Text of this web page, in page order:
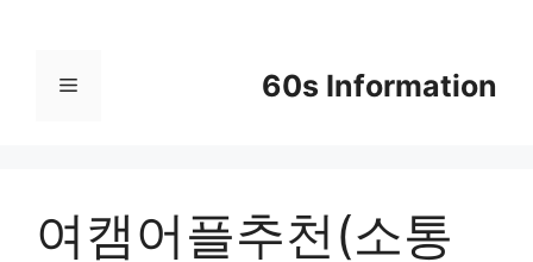
60s Information
메
여캠어플추천(소통